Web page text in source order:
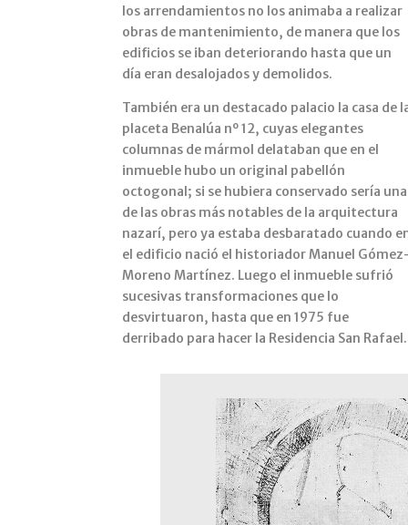
los arrendamientos no los animaba a realizar
obras de mantenimiento, de manera que los
edificios se iban deteriorando hasta que un
día eran desalojados y demolidos.
También era un destacado palacio la casa de
placeta Benalúa nº 12, cuyas elegantes
columnas de mármol delataban que en el
inmueble hubo un original pabellón
octogonal; si se hubiera conservado sería una
de las obras más notables de la arquitectura
nazarí, pero ya estaba desbaratado cuando
el edificio nació el historiador Manuel
Moreno Martínez. Luego el inmueble sufrió
sucesivas transformaciones que lo
desvirtuaron, hasta que en 1975 fue
derribado para hacer la Residencia San Rafael.